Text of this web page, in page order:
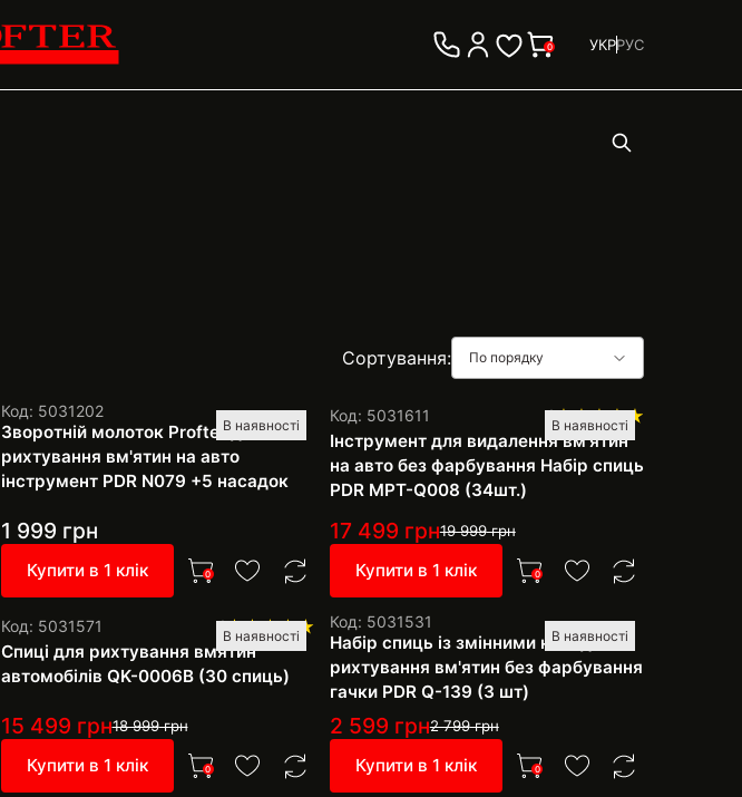
0 УКРРУС
Сортування: По порядку
В наявності
Код: 5031202
Зворотній молоток Profter для
рихтування вм'ятин на авто
інструмент PDR N079 +5 насадок
1 999 грн
Купити в 1 клік 0
В наявності
Код: 5031611 1
Інструмент для видалення вм'ятин
на авто без фарбування Набір спиць
PDR MPT-Q008 (34шт.)
17 499 грн19 999грн
Купити в 1 клік 0
В наявності
Код: 5031571 1
Спиці для рихтування вмятин
автомобілів QK-0006B (30 спиць)
15 499 грн18 999грн
Купити в 1 клік 0
В наявності
Код: 5031531
Набір спиць із змінними насадками
рихтування вм'ятин без фарбування
гачки PDR Q-139 (3 шт)
2 599 грн2 799грн
Купити в 1 клік 0